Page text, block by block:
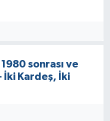
sonrası ve
Kardeş, İki